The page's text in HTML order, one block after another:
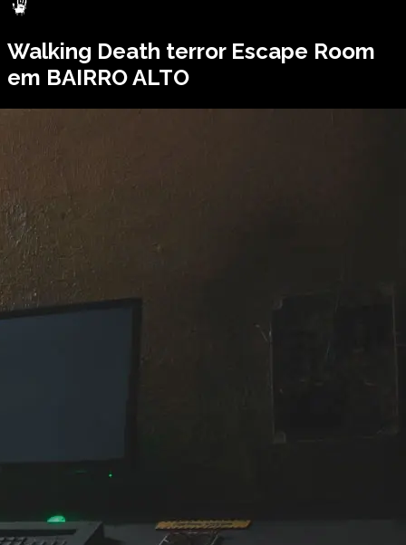
Walking Death terror Escape Room
em BAIRRO ALTO